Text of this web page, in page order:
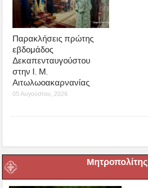
Παρακλήσεις πρώτης
εβδομάδος
Δεκαπενταυγούστου
στην Ι. Μ.
Αιτωλωοακαρνανίας
05 Αυγούστου, 2026
Μητροπολίτης